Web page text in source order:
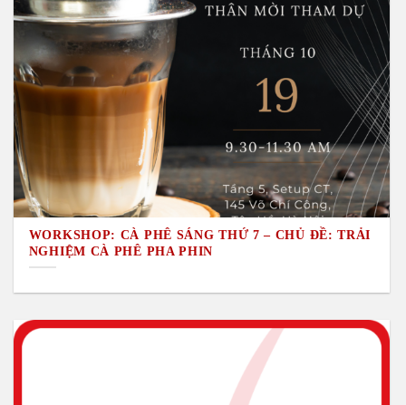
WORKSHOP: CÀ PHÊ SÁNG THỨ 7 – CHỦ ĐỀ: TRẢI
NGHIỆM CÀ PHÊ PHA PHIN